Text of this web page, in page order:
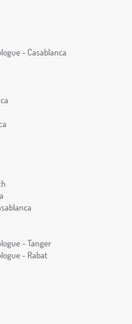
- Casablanca
- Tanger
- Rabat